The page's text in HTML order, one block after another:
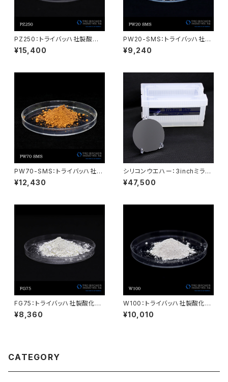
PZ250：トライバッハ社製酸化
セリウム AUERPOL
¥15,400
PW20-SMS：トライバッハ社製
酸化セリウム AUERPOL
¥9,240
PW70-SMS：トライバッハ社製
酸化セリウム AUERPOL
¥12,430
シリコンウエハー：3inchミラー
ダミー：25枚（ケース入）
¥47,500
FG75：トライバッハ社製酸化セ
リウム AUERPOL
¥8,360
W100：トライバッハ社製酸化セ
リウム AUERPOL
¥10,010
CATEGORY